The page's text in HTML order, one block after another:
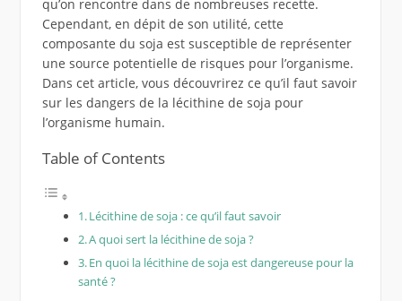
qu’on rencontre dans de nombreuses recette.
Cependant, en dépit de son utilité, cette
composante du soja est susceptible de représenter
une source potentielle de risques pour l’organisme.
Dans cet article, vous découvrirez ce qu’il faut savoir
sur les dangers de la lécithine de soja pour
l’organisme humain.
Table of Contents
Lécithine de soja : ce qu’il faut savoir
A quoi sert la lécithine de soja ?
En quoi la lécithine de soja est dangereuse pour la
santé ?